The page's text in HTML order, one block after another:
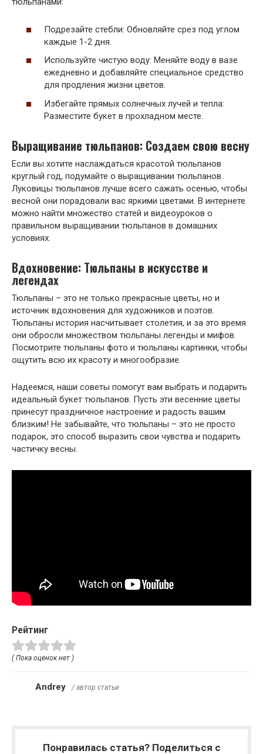
Подрезайте стебли: Обновляйте срез под углом
каждые 1-2 дня.
Используйте чистую воду: Меняйте воду в вазе
ежедневно и добавляйте специальное средство
для продления жизни цветов.
Избегайте прямых солнечных лучей и тепла:
Разместите букет в прохладном месте.
Выращивание тюльпанов: Создаем свою весну
Если вы хотите наслаждаться красотой тюльпанов
круглый год, подумайте о выращивании тюльпанов.
Луковицы тюльпанов лучше всего сажать осенью, чтобы
весной они порадовали вас яркими цветами. В интернете
можно найти множество статей и видеоуроков о
правильном выращивании тюльпанов в домашних
условиях.
Вдохновение: Тюльпаны в искусстве и
легендах
Тюльпаны – это не только прекрасные цветы, но и
источник вдохновения для художников и поэтов.
Тюльпаны история насчитывает столетия, и за это время
они обросли множеством тюльпаны легенды и мифов.
Посмотрите тюльпаны фото и тюльпаны картинки, чтобы
ощутить всю их красоту и многообразие.
Надеемся, наши советы помогут вам выбрать и подарить
идеальный букет тюльпанов. Пусть эти весенние цветы
принесут праздничное настроение и радость вашим
близким! Не забывайте, что тюльпаны – это не просто
подарок, это способ выразить свои чувства и подарить
частичку весны.
Рейтинг
( Пока оценок нет )
Andrey / автор статьи
Понравилась статья? Поделиться с